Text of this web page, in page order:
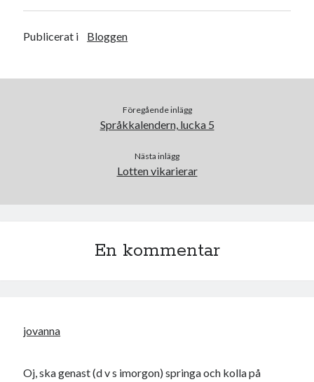
c
b
i
t
Publicerat i Bloggen
Föregående inlägg
Språkkalendern, lucka 5
Nästa inlägg
Lotten vikarierar
En kommentar
jovanna
Oj, ska genast (d v s imorgon) springa och kolla på